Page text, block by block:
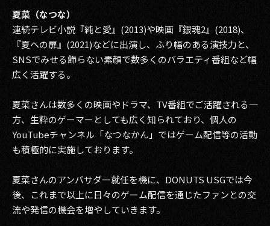
2018
2017
2015
2014
2012
夏菜（なつな）
連続テレビ小説『純と愛』(2013)や映画『銀魂2』(2018)、
『夏への扉』(2021)などに出演し、ふり幅のある演技力と、
SNSでみせる飾らない素顔で数多くのバラエティ番組など幅
広く活躍する。
夏菜さんは数多くの映画やドラマ、TV番組でご活躍される一
方、生粋のゲーマーとしても広く知られており、個人の
YouTubeチャンネル「なつなかん」ではゲーム配信等の活動
も積極的に実施しております。
夏菜さんのアンバサダー就任を機に、DONUTS USGでは今
後、これまで以上に日々のゲーム配信を通じたファンとの交
流や発信の機会を増やしていきます。